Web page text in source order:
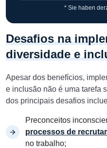
* Sie haben
Desafios na
diversidade e
Apesar dos benefícios,
e inclusão não é uma tarefa
dos principais desafios
Preconceitos
processos de
no trabalho;